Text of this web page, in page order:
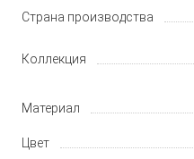
Страна производства
Коллекция
Материал
Цвет